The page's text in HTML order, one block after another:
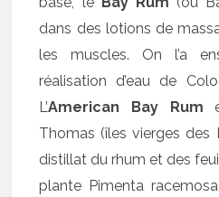
dans des lotions de
les muscles. On l’a
réalisation d’eau de
L’American Bay Rum
Thomas (îles vierges des
distillat du rhum et des
plante Pimenta racemosa